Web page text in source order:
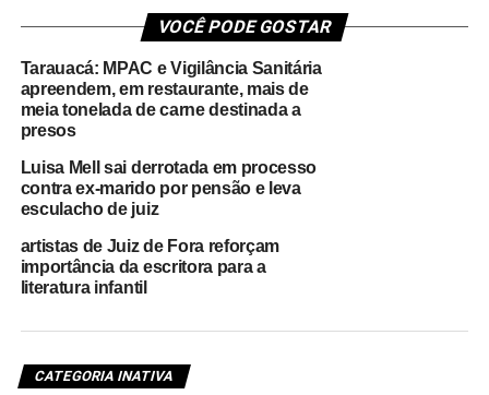
VOCÊ PODE GOSTAR
Tarauacá: MPAC e Vigilância Sanitária
apreendem, em restaurante, mais de
meia tonelada de carne destinada a
presos
Luisa Mell sai derrotada em processo
contra ex-marido por pensão e leva
esculacho de juiz
artistas de Juiz de Fora reforçam
importância da escritora para a
literatura infantil
CATEGORIA INATIVA